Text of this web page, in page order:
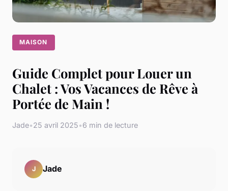
MAISON
Guide Complet pour Louer un
Chalet : Vos Vacances de Rêve à
Portée de Main !
Jade•25 avril 2025•6 min de lecture
J Jade